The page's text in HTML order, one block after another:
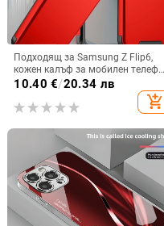
Подходящ за Samsung Z Flip6,
кожен калъф за мобилен телефон
Flip5, твърд двустранен калъф
против падане за Flip7, защитен
калъф Armor
10.40 €/20.34 лв
add_shopping_cart